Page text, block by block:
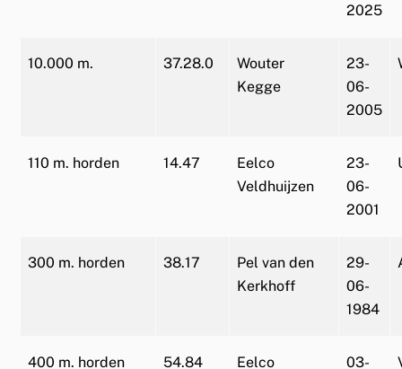
2025
10.000 m. 37.28.0
Wouter
Kegge
23-
06-
2005
110 m. horden 14.47
Eelco
Veldhuijzen
23-
06-
2001
300 m. horden 38.17
Pel van den
Kerkhoff
29-
06-
1984
400 m. horden 54.84
Eelco
03-